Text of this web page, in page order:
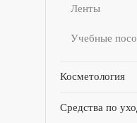
Ленты
Учебные
Косметология
Средства по